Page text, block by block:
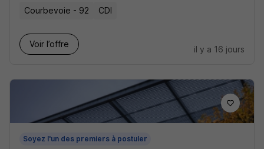
Courbevoie - 92 CDI
Voir l’offre
il y a 16 jours
Soyez l'un des premiers à postuler